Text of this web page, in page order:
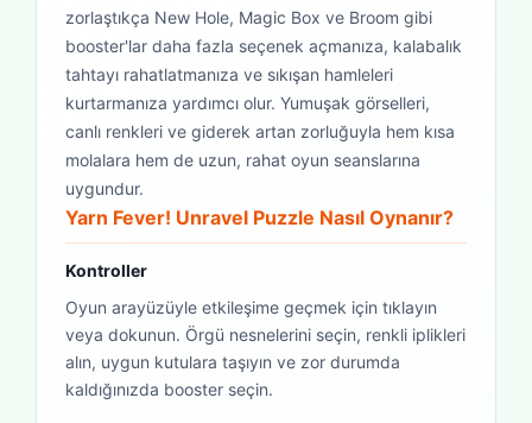
zorlaştıkça New Hole, Magic Box ve Broom gibi
booster'lar daha fazla seçenek açmanıza, kalabalık
tahtayı rahatlatmanıza ve sıkışan hamleleri
kurtarmanıza yardımcı olur. Yumuşak görselleri,
canlı renkleri ve giderek artan zorluğuyla hem kısa
molalara hem de uzun, rahat oyun seanslarına
uygundur.
Yarn Fever! Unravel Puzzle Nasıl Oynanır?
Kontroller
Oyun arayüzüyle etkileşime geçmek için tıklayın
veya dokunun. Örgü nesnelerini seçin, renkli iplikleri
alın, uygun kutulara taşıyın ve zor durumda
kaldığınızda booster seçin.